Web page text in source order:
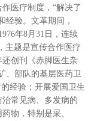
医疗制度，“解决了
经验。文革期间，
年8月31日，连续
主题是宣传合作医疗
还创刊《赤脚医生杂
、部队的基层医药卫
经验；开展爱国卫生
常见病、多发病的
物，特别是采、